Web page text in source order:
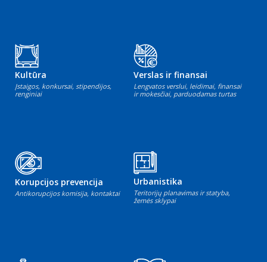
Kultūra
Įstaigos, konkursai, stipendijos,
renginiai
Verslas ir finansai
Lengvatos verslui, leidimai, finansai
ir mokesčiai, parduodamas turtas
Korupcijos prevencija
Antikorupcijos komisija, kontaktai
Urbanistika
Teritorijų planavimas ir statyba,
žemės sklypai